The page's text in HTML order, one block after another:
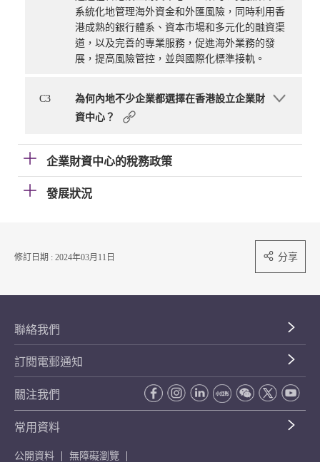
系統化地管理海外資金和外匯風險，同時利用香
港成熟的銀行體系、資本市場和多元化的融資渠
道，以及完善的專業服務，促進海外業務的發
展，提高風險管控，並與國際化標準接軌。
C3
為何內地不少企業都選擇在香港設立企業財
資中心？
企業財資中心的稅務政策
發展狀況
修訂日期 : 2024年03月11日 分享
聯絡我們
訂閱電郵通知
關注我們
常用資料
公開資料 無障礙瀏覽